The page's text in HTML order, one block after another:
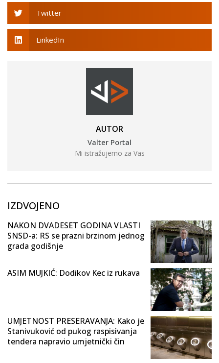
Twitter
LinkedIn
AUTOR
Valter Portal
Mi istražujemo za Vas
IZDVOJENO
NAKON DVADESET GODINA VLASTI
SNSD-a: RS se prazni brzinom jednog
grada godišnje
ASIM MUJKIĆ: Dodikov Kec iz rukava
UMJETNOST PRESERAVANJA: Kako je
Stanivuković od pukog raspisivanja
tendera napravio umjetnički čin